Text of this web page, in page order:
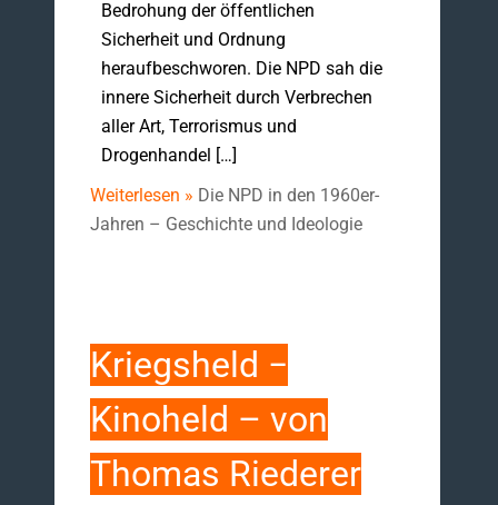
Bedrohung der öffentlichen
Sicherheit und Ordnung
heraufbeschworen. Die NPD sah die
innere Sicherheit durch Verbrechen
aller Art, Terrorismus und
Drogenhandel […]
Weiterlesen » Die NPD in den 1960er-
Jahren – Geschichte und Ideologie
Kriegsheld −
Kinoheld – von
Thomas Riederer